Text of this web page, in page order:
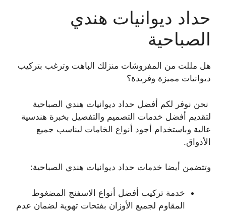
حداد ديوانيات هندي
الصباحية
هل مللت من المفروشات منزلك الباهت وترغب بتركيب
ديوانيات مميزة وفريدة؟
نحن نوفر لكم أفضل حداد ديوانيات هندي الصباحية
لتقديم أفضل خدمات التصميم والتفصيل بخبرة هندسية
عالية وباستخدام أجود أنواع الخامات ليناسب جميع
الأذواق.
وتتضمن أيضا خدمات حداد ديوانيات هندي الصباحية:
خدمة تركيب أفضل أنواع الاسفنج المضغوط
المقاوم لجميع الأوزان بفتحات تهوية لضمان عدم